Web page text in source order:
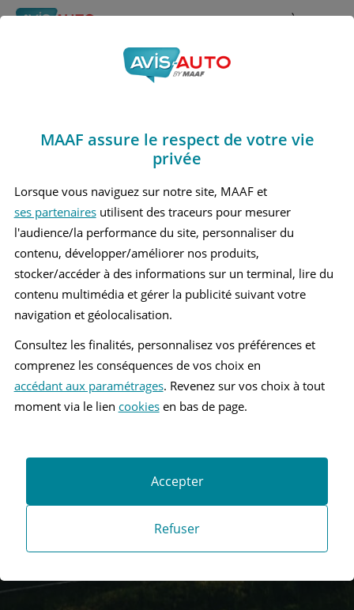
Rechercher À propos
Obtenir un devis d'assurance auto MAAF
Avis Maserati
Quattroporte 5 Berline
(2004 - 2012)
Recherche d'un véhicule
Comparer deux véhicules
MAAF assure le respect de votre vie
privée
Lorsque vous naviguez sur notre site, MAAF et
ses partenairesutilisent des traceurs pour mesurer
l'audience/la performance du site, personnaliser du
contenu, développer/améliorer nos produits,
stocker/accéder à des informations sur un terminal, lire du
contenu multimédia et gérer la publicité suivant votre
navigation et géolocalisation.
Consultez les finalités, personnalisez vos préférences et
comprenez les conséquences de vos choix en
accédant aux paramétrages. Revenez sur vos choix à tout
moment via le lien cookiesen bas de page.
Refuser
Accepter